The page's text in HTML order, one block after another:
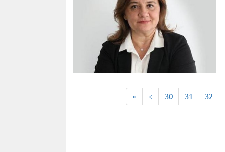
« < 30 31 32